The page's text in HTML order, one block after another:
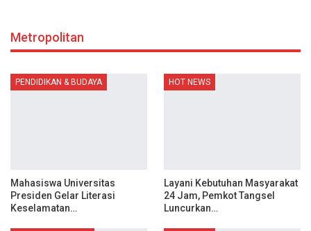
Metropolitan
PENDIDIKAN & BUDAYA
Mahasiswa Universitas
Presiden Gelar Literasi
Keselamatan…
HOT NEWS
Layani Kebutuhan Masyarakat
24 Jam, Pemkot Tangsel
Luncurkan…